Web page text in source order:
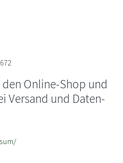
Online-Shop und
Versand und Daten-